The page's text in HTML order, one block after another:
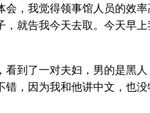
会，我觉得领事馆人员的效
就告我今天去取。今天早
到了一对夫妇，男的是黑
，因为我和他讲中文，也